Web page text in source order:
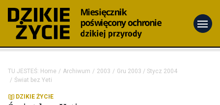
menu
TU JESTEŚ: Home Archiwum 2003
Gru 2003 / Stycz 2004
Świat bez Yeti
DZIKIE ŻYCIE